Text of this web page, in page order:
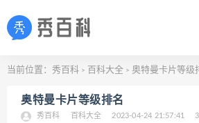
当前位置： 秀百科 > 百科大全 > 奥特曼卡片等级
奥特曼卡片等级排名
秀百科 百科大全 2023-04-24 21:57:41